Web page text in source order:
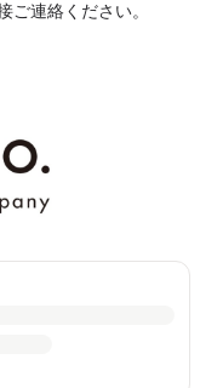
ご連絡ください。